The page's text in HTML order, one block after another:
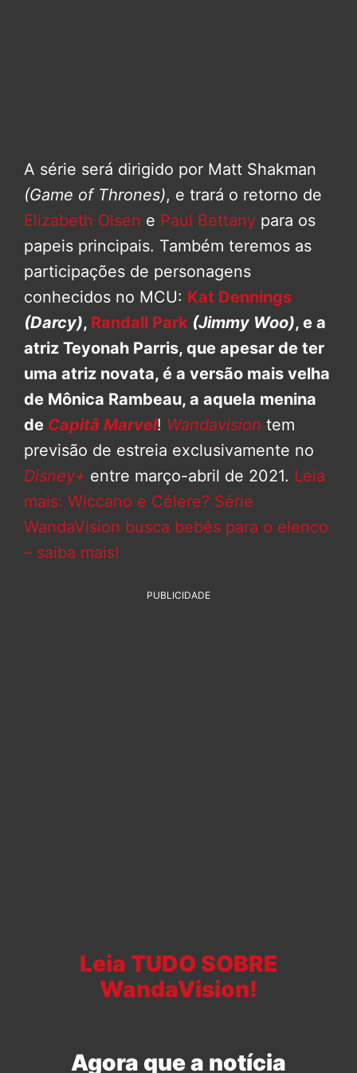
A série será dirigido por Matt Shakman
(Game of Thrones), e trará o retorno de
Elizabeth Olsen e Paul Bettany para os
papeis principais. Também teremos as
participações de personagens
conhecidos no MCU: Kat Dennings
(Darcy), Randall Park (Jimmy Woo), e a
atriz Teyonah Parris, que apesar de ter
uma atriz novata, é a versão mais velha
de Mônica Rambeau, a aquela menina
de Capitã Marvel! Wandavision tem
previsão de estreia exclusivamente no
Disney+ entre março-abril de 2021. Leia
mais: Wiccano e Célere? Série
WandaVision busca bebês para o elenco
– saiba mais!
PUBLICIDADE
Leia TUDO SOBRE
WandaVision!
Agora que a notícia